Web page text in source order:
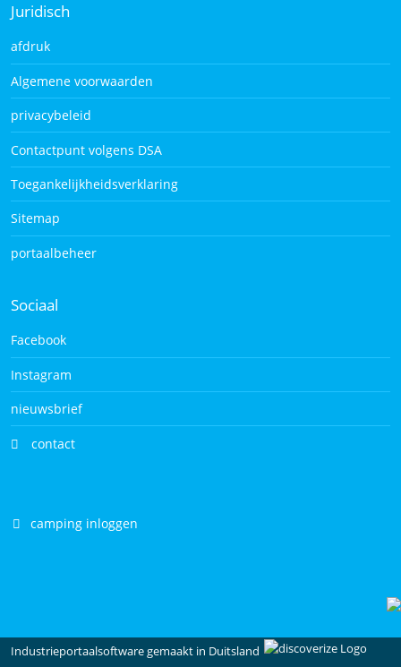
Juridisch
afdruk
Algemene voorwaarden
privacybeleid
Contactpunt volgens DSA
Toegankelijkheidsverklaring
Sitemap
portaalbeheer
Sociaal
Facebook
Instagram
nieuwsbrief
contact
camping inloggen
Industrieportaalsoftware gemaakt in Duitsland